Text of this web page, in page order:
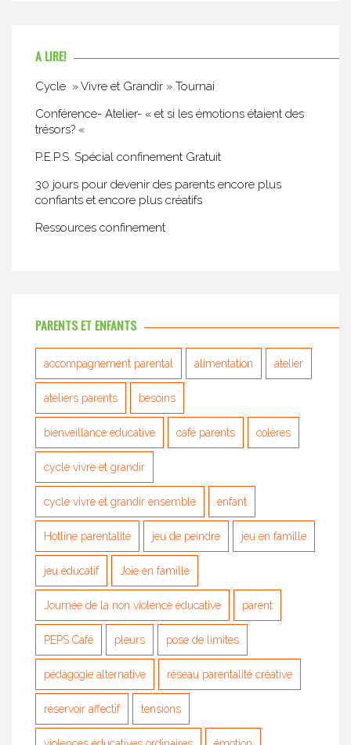
A LIRE!
Cycle » Vivre et Grandir » Tournai
Conférence- Atelier- « et si les émotions étaient des
trésors? «
P.E.P.S. Spécial confinement Gratuit
30 jours pour devenir des parents encore plus
confiants et encore plus créatifs
Ressources confinement
PARENTS ET ENFANTS
accompagnement parental alimentation atelier
ateliers parents besoins
bienveillance éducative café parents colères
cycle vivre et grandir
cycle vivre et grandir ensemble enfant
Hotline parentalité jeu de peindre jeu en famille
jeu éducatif Joie en famille
Journée de la non violence éducative parent
PEPS Café pleurs pose de limites
pédagogie alternative réseau parentalité créative
réservoir affectif tensions